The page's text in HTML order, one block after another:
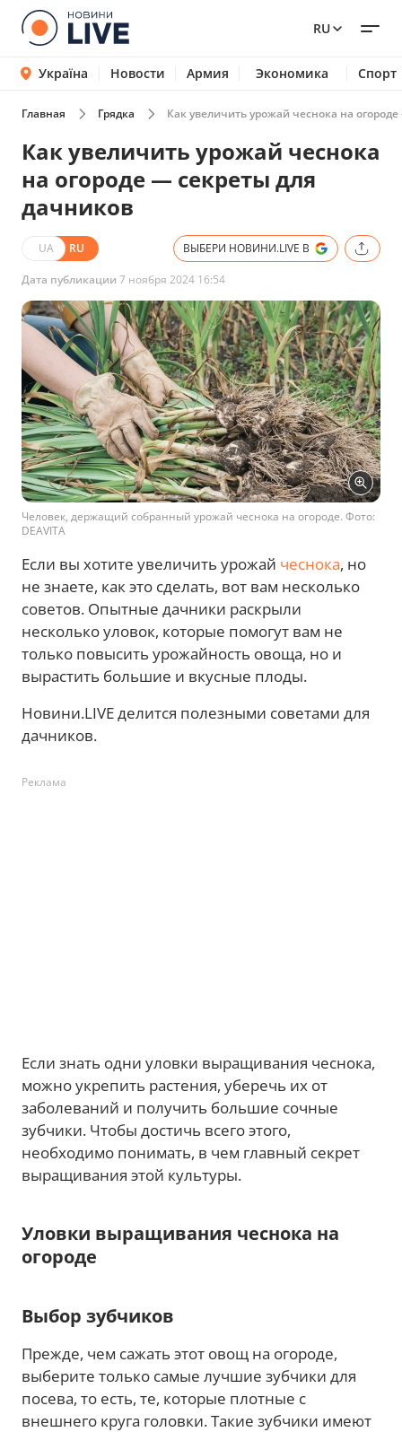
RU
Україна Новости Армия Экономика Спорт
Главная Грядка Как увеличить урожай чеснока на
Как увеличить урожай чеснока
на огороде — секреты для
дачников
UA RU ВЫБЕРИ НОВИНИ.LIVE В
Дата публикации 7 ноября 2024 16:54
Человек, держащий собранный урожай чеснока на огороде. Фото:
DEAVITA
Если вы хотите увеличить урожай чеснока, но
не знаете, как это сделать, вот вам несколько
советов. Опытные дачники раскрыли
несколько уловок, которые помогут вам не
только повысить урожайность овоща, но и
вырастить большие и вкусные плоды.
Новини.LIVE делится полезными советами для
дачников.
Реклама
Если знать одни уловки выращивания чеснока,
можно укрепить растения, уберечь их от
заболеваний и получить большие сочные
зубчики. Чтобы достичь всего этого,
необходимо понимать, в чем главный секрет
выращивания этой культуры.
Уловки выращивания чеснока на
огороде
Выбор зубчиков
Прежде, чем сажать этот овощ на огороде,
выберите только самые лучшие зубчики для
посева, то есть, те, которые плотные с
внешнего круга головки. Такие зубчики имеют